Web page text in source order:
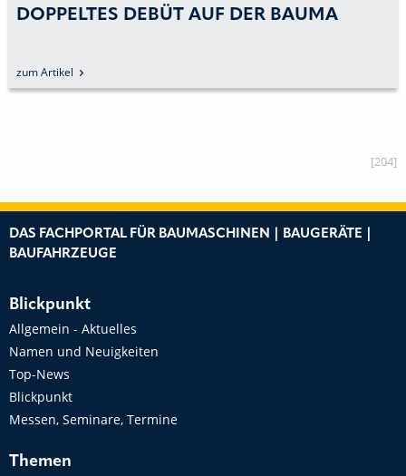
DOPPELTES DEBÜT AUF DER BAUMA
zum Artikel
[204]
DAS FACHPORTAL FÜR BAUMASCHINEN | BAUGERÄTE |
BAUFAHRZEUGE
Blickpunkt
Allgemein - Aktuelles
Namen und Neuigkeiten
Top-News
Blickpunkt
Messen, Seminare, Termine
Themen